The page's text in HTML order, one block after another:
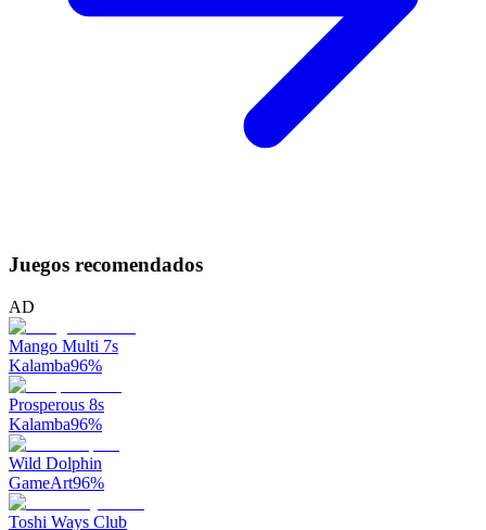
Juegos recomendados
AD
Mango Multi 7s
Kalamba96%
Prosperous 8s
Kalamba96%
Wild Dolphin
GameArt96%
Toshi Ways Club